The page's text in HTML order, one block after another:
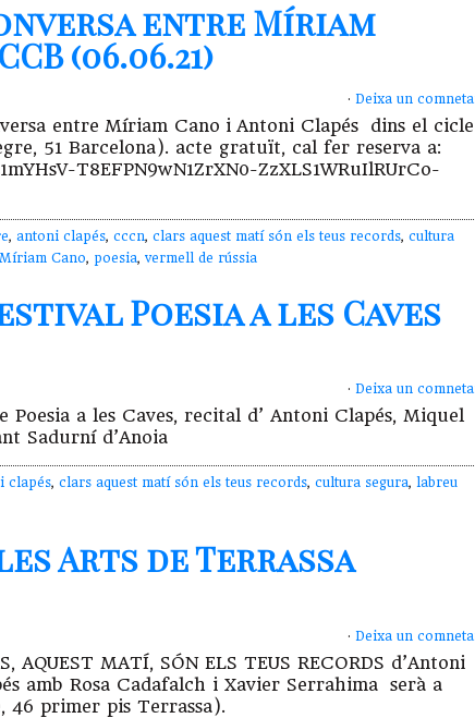
entre Míriam
(06.06.21)
· Deixa un
entre Míriam Cano i Antoni Clapés dins el cicle
51 Barcelona). acte gratuït, cal fer reserva a:
T8EFPN9wN1ZrXN0-ZzXLS1WRuIlRUrCo-
, antoni clapés, cccn, clars aquest matí són els teus records, cultura
Míriam Cano, poesia, vermell de rússia
Poesia a les Caves
· Deixa un
a les Caves, recital d’ Antoni Clapés, Miquel
Sadurní d’Anoia
clapés, clars aquest matí són els teus records, cultura segura, labreu
Arts de Terrassa
· Deixa un
MATÍ, SÓN ELS TEUS RECORDS d’Antoni
amb Rosa Cadafalch i Xavier Serrahima serà a
46 primer pis Terrassa).